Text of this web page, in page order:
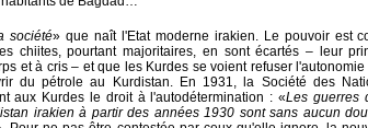
société» que naît l'Etat moderne irakien. Le pouvoir est
chiites, pourtant majoritaires, en sont écartés –leur
et à cris – et que les Kurdes se voient refuser l'autonomie
du pétrole au Kurdistan. En 1931, la Société des
aux Kurdes le droit à l'autodétermination : «Les guerres
irakien à partir des années 1930 sont sans aucun